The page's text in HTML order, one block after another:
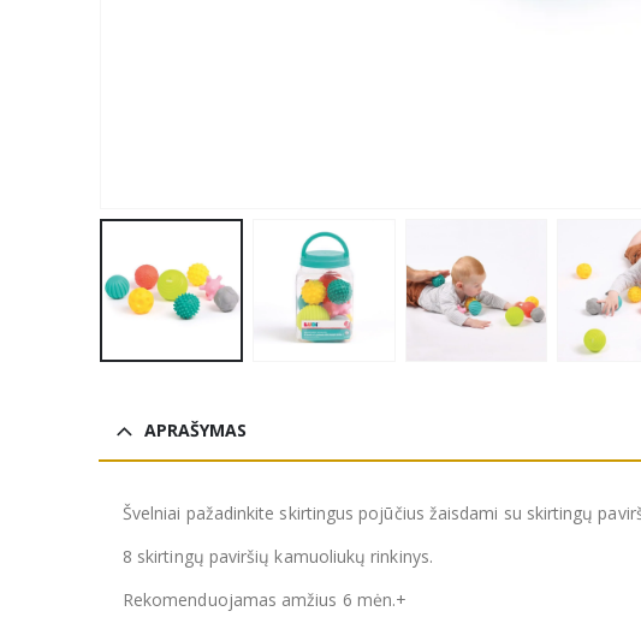
APRAŠYMAS
Švelniai pažadinkite skirtingus pojūčius žaisdami su skirtingų
8 skirtingų paviršių kamuoliukų rinkinys.
Rekomenduojamas amžius 6 mėn.+